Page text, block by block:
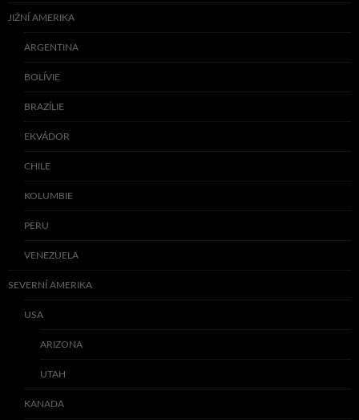
JIŽNÍ AMERIKA
ARGENTINA
BOLÍVIE
BRAZÍLIE
EKVÁDOR
CHILE
KOLUMBIE
PERU
VENEZUELA
SEVERNÍ AMERIKA
USA
ARIZONA
UTAH
KANADA